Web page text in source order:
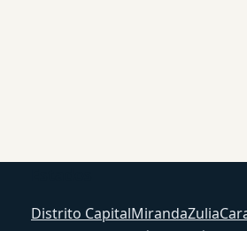
Distrito CapitalMirandaZulia